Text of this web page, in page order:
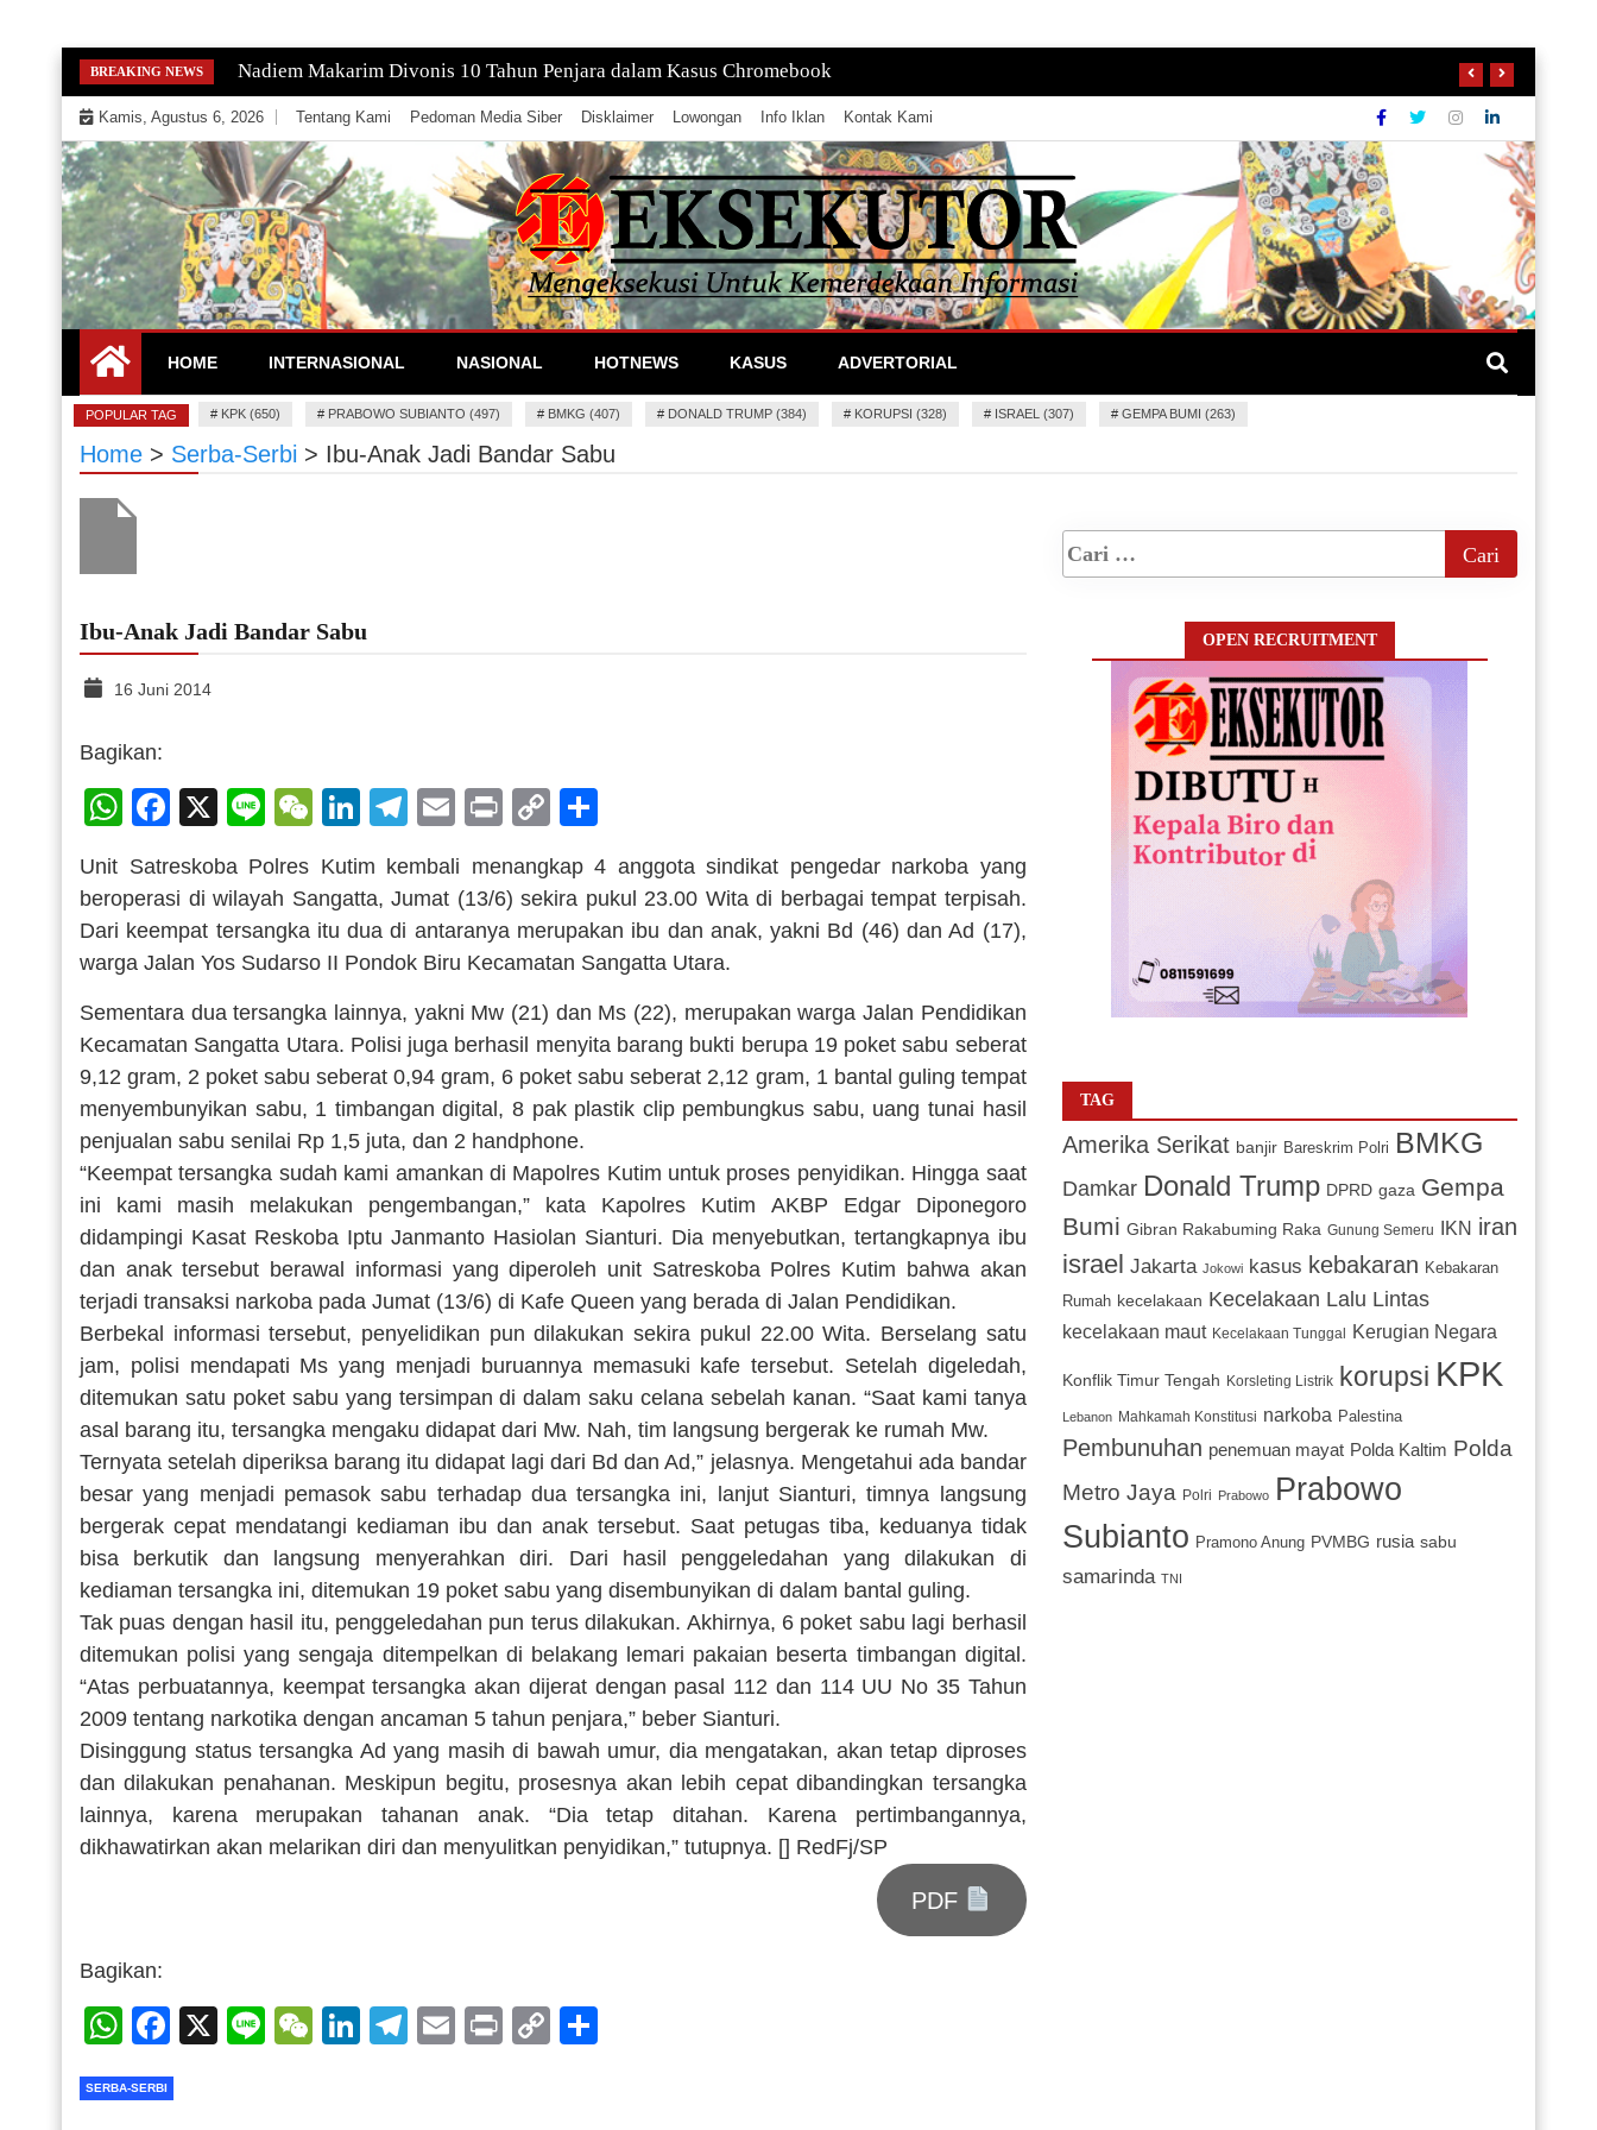
Skip
to
content
BREAKING NEWS Gempa Magnitudo 2,9 Guncang Pacitan, Pusatnya di Laut
Kamis, Agustus 6, 2026 Tentang Kami Pedoman Media Siber Disklaimer Lowongan Info Iklan Kontak Kami
EKSEKUTOR
Mengeksekusi Berita Untuk Kemerdekaan dan Keadilan Informasi
HOME INTERNASIONAL NASIONAL HOTNEWS KASUS ADVERTORIAL
POPULAR TAG # KPK (650) # PRABOWO SUBIANTO (497) # BMKG (407) # DONALD TRUMP (384) # KORUPSI (328) # ISRAEL (307) # GEMPA BUMI (263)
Home > Serba-Serbi > Ibu-Anak Jadi Bandar Sabu
Ibu-Anak Jadi Bandar Sabu
16 Juni 2014
Bagikan:
WhatsApp
Facebook
X LineWeChat
LinkedIn
Telegram
EmailPrintCopy
Unit Satreskoba Polres Kutim kembali menangkap 4 anggota sindikat pengedar narkoba yang
beroperasi di wilayah Sangatta, Jumat (13/6) sekira pukul 23.00 Wita di berbagai tempat terpisah.
Dari keempat tersangka itu dua di antaranya merupakan ibu dan anak, yakni Bd (46) dan Ad (17),
warga Jalan Yos Sudarso II Pondok Biru Kecamatan Sangatta Utara.
Sementara dua tersangka lainnya, yakni Mw (21) dan Ms (22), merupakan warga Jalan Pendidikan
Kecamatan Sangatta Utara. Polisi juga berhasil menyita barang bukti berupa 19 poket sabu seberat
9,12 gram, 2 poket sabu seberat 0,94 gram, 6 poket sabu seberat 2,12 gram, 1 bantal guling tempat
menyembunyikan sabu, 1 timbangan digital, 8 pak plastik clip pembungkus sabu, uang tunai hasil
penjualan sabu senilai Rp 1,5 juta, dan 2 handphone.
“Keempat tersangka sudah kami amankan di Mapolres Kutim untuk proses penyidikan. Hingga saat
ini kami masih melakukan pengembangan,” kata Kapolres Kutim AKBP Edgar Diponegoro
didampingi Kasat Reskoba Iptu Janmanto Hasiolan Sianturi. Dia menyebutkan, tertangkapnya ibu
dan anak tersebut berawal informasi yang diperoleh unit Satreskoba Polres Kutim bahwa akan
terjadi transaksi narkoba pada Jumat (13/6) di Kafe Queen yang berada di Jalan Pendidikan.
Berbekal informasi tersebut, penyelidikan pun dilakukan sekira pukul 22.00 Wita. Berselang satu
jam, polisi mendapati Ms yang menjadi buruannya memasuki kafe tersebut. Setelah digeledah,
ditemukan satu poket sabu yang tersimpan di dalam saku celana sebelah kanan. “Saat kami tanya
asal barang itu, tersangka mengaku didapat dari Mw. Nah, tim langsung bergerak ke rumah Mw.
Ternyata setelah diperiksa barang itu didapat lagi dari Bd dan Ad,” jelasnya. Mengetahui ada bandar
besar yang menjadi pemasok sabu terhadap dua tersangka ini, lanjut Sianturi, timnya langsung
bergerak cepat mendatangi kediaman ibu dan anak tersebut. Saat petugas tiba, keduanya tidak
bisa berkutik dan langsung menyerahkan diri. Dari hasil penggeledahan yang dilakukan di
kediaman tersangka ini, ditemukan 19 poket sabu yang disembunyikan di dalam bantal guling.
Tak puas dengan hasil itu, penggeledahan pun terus dilakukan. Akhirnya, 6 poket sabu lagi berhasil
ditemukan polisi yang sengaja ditempelkan di belakang lemari pakaian beserta timbangan digital.
“Atas perbuatannya, keempat tersangka akan dijerat dengan pasal 112 dan 114 UU No 35 Tahun
2009 tentang narkotika dengan ancaman 5 tahun penjara,” beber Sianturi.
Disinggung status tersangka Ad yang masih di bawah umur, dia mengatakan, akan tetap diproses
dan dilakukan penahanan. Meskipun begitu, prosesnya akan lebih cepat dibandingkan tersangka
lainnya, karena merupakan tahanan anak. “Dia tetap ditahan. Karena pertimbangannya,
dikhawatirkan akan melarikan diri dan menyulitkan penyidikan,” tutupnya. [] RedFj/SP
PDF
Bagikan:
WhatsApp
Facebook
X LineWeChat
LinkedIn
Telegram
EmailPrintCopy
SERBA-SERBI
OPEN RECRUITMENT
TAG
Amerika Serikat banjir Bareskrim Polri BMKG
Damkar Donald Trump DPRD gaza Gempa
Bumi Gibran Rakabuming Raka Gunung Semeru IKN iran
israel Jakarta Jokowi kasus kebakaran Kebakaran
Rumah kecelakaan Kecelakaan Lalu Lintas
kecelakaan maut Kecelakaan Tunggal Kerugian Negara
Konflik Timur Tengah Korsleting Listrik korupsi KPK
Lebanon Mahkamah Konstitusi narkoba Palestina
Pembunuhan penemuan mayat Polda Kaltim Polda
Metro Jaya
Polri Prabowo
Prabowo
Subianto Pramono Anung PVMBG rusia sabu
samarinda TNI